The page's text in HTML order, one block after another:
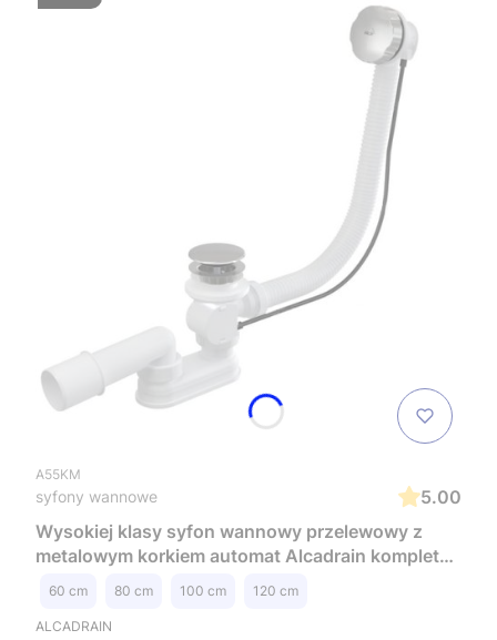
A55KM
syfony wannowe
5.00
Wysokiej klasy syfon wannowy przelewowy z
metalowym korkiem automat Alcadrain kompletny
60 cm 80 cm 100 cm 120 cm
ALCADRAIN